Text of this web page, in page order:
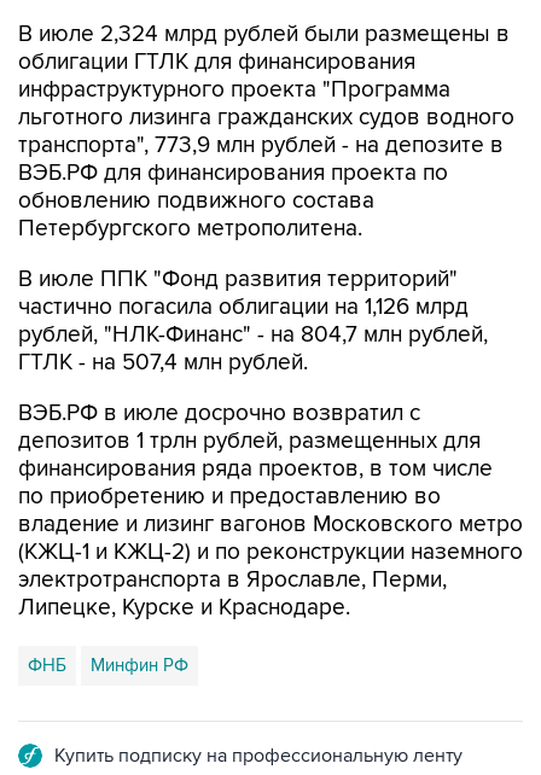
В июле 2,324 млрд рублей были размещены в
облигации ГТЛК для финансирования
инфраструктурного проекта "Программа
льготного лизинга гражданских судов водного
транспорта", 773,9 млн рублей - на депозите в
ВЭБ.РФ для финансирования проекта по
обновлению подвижного состава
Петербургского метрополитена.
В июле ППК "Фонд развития территорий"
частично погасила облигации на 1,126 млрд
рублей, "НЛК-Финанс" - на 804,7 млн рублей,
ГТЛК - на 507,4 млн рублей.
ВЭБ.РФ в июле досрочно возвратил с
депозитов 1 трлн рублей, размещенных для
финансирования ряда проектов, в том числе
по приобретению и предоставлению во
владение и лизинг вагонов Московского метро
(КЖЦ-1 и КЖЦ-2) и по реконструкции наземного
электротранспорта в Ярославле, Перми,
Липецке, Курске и Краснодаре.
ФНБ Минфин РФ
Купить подписку на профессиональную ленту